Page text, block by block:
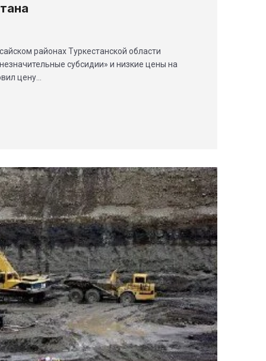
районах Туркестанской области
субсидии» и низкие цены на
цену…